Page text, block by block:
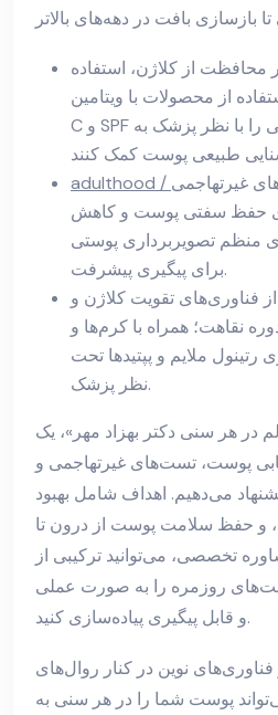
محافظت از کلاژن، استفاده
از محصولات با ویتامین
C و SPF قوی. فناوری‌های نورانی را با نظر پزشک به
غیرتهاجمی
حفظ سفتی پوست و کاهش
منظم تصویربرداری پوستی
برای پیگیری پیشرفت.
از فناوری‌های تقویت کلاژن و
نقاهت؛ همراه با کرم‌ها و
ملایم و پپتیدها تحت
نظر پزشک.
در هر سنی دکتر بهزاد مهر»، یک
پوست، تست‌های غیرتهاجمی و
می‌دهیم. اهداف شامل بهبود
و حفظ سلامت پوست از درون تا
تخصصی، می‌توانید ترکیبی از
روزمره را به صورت عملی
و قابل پیگیری پیاده‌سازی کنید.
فناوری‌های نوین در کنار روال‌های
پوست شما را در هر سنی به